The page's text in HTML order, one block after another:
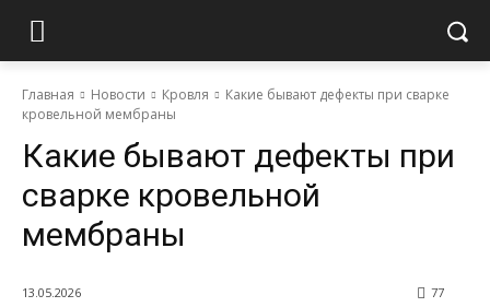
Главная Новости Кровля
Какие бывают дефекты при сварке
кровельной мембраны
Какие бывают дефекты при
сварке кровельной
мембраны
13.05.2026 77